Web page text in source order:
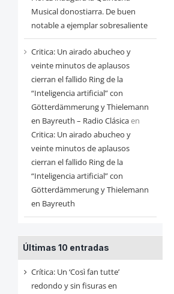
Musical donostiarra. De buen
notable a ejemplar sobresaliente
Critica: Un airado abucheo y
veinte minutos de aplausos
cierran el fallido Ring de la
“Inteligencia artificial” con
Götterdämmerung y Thielemann
en Bayreuth – Radio Clásicaen
Critica: Un airado abucheo y
veinte minutos de aplausos
cierran el fallido Ring de la
“Inteligencia artificial” con
Götterdämmerung y Thielemann
en Bayreuth
Últimas 10 entradas
Crítica: Un ‘Così fan tutte’
redondo y sin fisuras en